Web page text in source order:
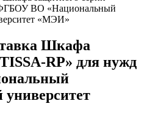
ВО «Национальный
«МЭИ»
Шкафа
RP» для нужд
университет